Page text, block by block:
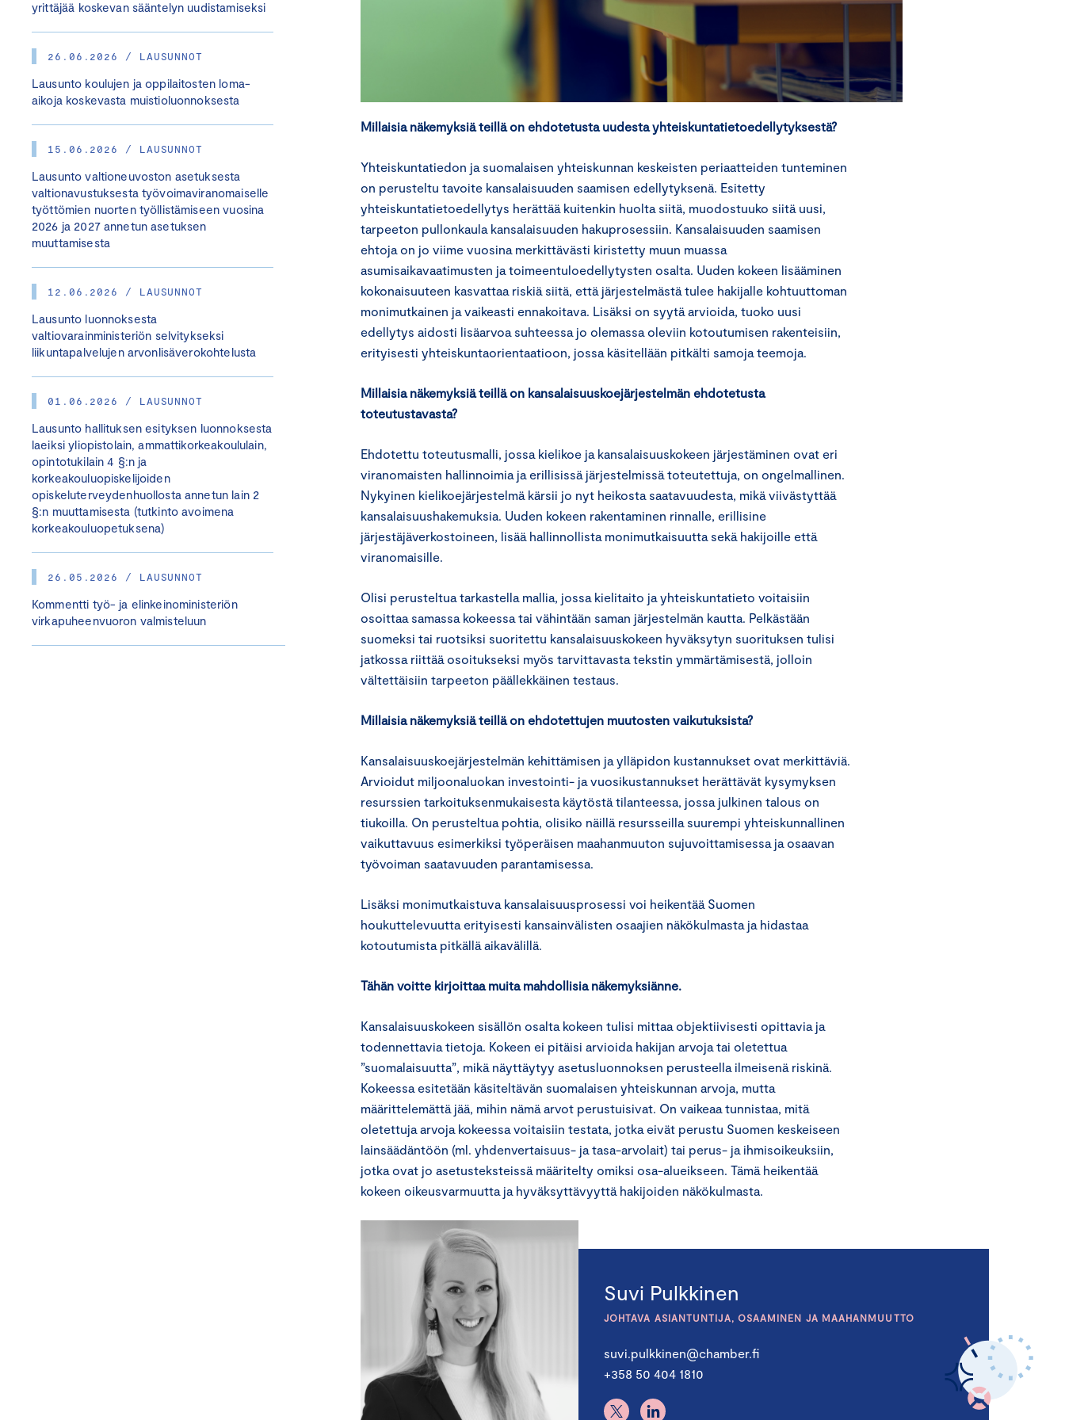
yrittäjää koskevan sääntelyn uudistamiseksi
26.06.2026 / LAUSUNNOT
Lausunto koulujen ja oppilaitosten loma-
aikoja koskevasta muistioluonnoksesta
15.06.2026 / LAUSUNNOT
Lausunto valtioneuvoston asetuksesta
valtionavustuksesta työvoimaviranomaiselle
työttömien nuorten työllistämiseen vuosina
2026 ja 2027 annetun asetuksen
muuttamisesta
12.06.2026 / LAUSUNNOT
Lausunto luonnoksesta
valtiovarainministeriön selvitykseksi
liikuntapalvelujen arvonlisäverokohtelusta
01.06.2026 / LAUSUNNOT
Lausunto hallituksen esityksen luonnoksesta
laeiksi yliopistolain, ammattikorkeakoululain,
opintotukilain 4 §:n ja
korkeakouluopiskelijoiden
opiskeluterveydenhuollosta annetun lain 2
§:n muuttamisesta (tutkinto avoimena
korkeakouluopetuksena)
26.05.2026 / LAUSUNNOT
Kommentti työ- ja elinkeinoministeriön
virkapuheenvuoron valmisteluun
Millaisia näkemyksiä teillä on ehdotetusta uudesta yhteiskuntatietoedellytyksestä?
Yhteiskuntatiedon ja suomalaisen yhteiskunnan keskeisten periaatteiden tunteminen
on perusteltu tavoite kansalaisuuden saamisen edellytyksenä. Esitetty
yhteiskuntatietoedellytys herättää kuitenkin huolta siitä, muodostuuko siitä uusi,
tarpeeton pullonkaula kansalaisuuden hakuprosessiin. Kansalaisuuden saamisen
ehtoja on jo viime vuosina merkittävästi kiristetty muun muassa
asumisaikavaatimusten ja toimeentuloedellytysten osalta. Uuden kokeen lisääminen
kokonaisuuteen kasvattaa riskiä siitä, että järjestelmästä tulee hakijalle kohtuuttoman
monimutkainen ja vaikeasti ennakoitava. Lisäksi on syytä arvioida, tuoko uusi
edellytys aidosti lisäarvoa suhteessa jo olemassa oleviin kotoutumisen rakenteisiin,
erityisesti yhteiskuntaorientaatioon, jossa käsitellään pitkälti samoja teemoja.
Millaisia näkemyksiä teillä on kansalaisuuskoejärjestelmän ehdotetusta
toteutustavasta?
Ehdotettu toteutusmalli, jossa kielikoe ja kansalaisuuskokeen järjestäminen ovat eri
viranomaisten hallinnoimia ja erillisissä järjestelmissä toteutettuja, on ongelmallinen.
Nykyinen kielikoejärjestelmä kärsii jo nyt heikosta saatavuudesta, mikä viivästyttää
kansalaisuushakemuksia. Uuden kokeen rakentaminen rinnalle, erillisine
järjestäjäverkostoineen, lisää hallinnollista monimutkaisuutta sekä hakijoille että
viranomaisille.
Olisi perusteltua tarkastella mallia, jossa kielitaito ja yhteiskuntatieto voitaisiin
osoittaa samassa kokeessa tai vähintään saman järjestelmän kautta. Pelkästään
suomeksi tai ruotsiksi suoritettu kansalaisuuskokeen hyväksytyn suorituksen tulisi
jatkossa riittää osoitukseksi myös tarvittavasta tekstin ymmärtämisestä, jolloin
vältettäisiin tarpeeton päällekkäinen testaus.
Millaisia näkemyksiä teillä on ehdotettujen muutosten vaikutuksista?
Kansalaisuuskoejärjestelmän kehittämisen ja ylläpidon kustannukset ovat merkittäviä.
Arvioidut miljoonaluokan investointi- ja vuosikustannukset herättävät kysymyksen
resurssien tarkoituksenmukaisesta käytöstä tilanteessa, jossa julkinen talous on
tiukoilla. On perusteltua pohtia, olisiko näillä resursseilla suurempi yhteiskunnallinen
vaikuttavuus esimerkiksi työperäisen maahanmuuton sujuvoittamisessa ja osaavan
työvoiman saatavuuden parantamisessa.
Lisäksi monimutkaistuva kansalaisuusprosessi voi heikentää Suomen
houkuttelevuutta erityisesti kansainvälisten osaajien näkökulmasta ja hidastaa
kotoutumista pitkällä aikavälillä.
Tähän voitte kirjoittaa muita mahdollisia näkemyksiänne.
Kansalaisuuskokeen sisällön osalta kokeen tulisi mittaa objektiivisesti opittavia ja
todennettavia tietoja. Kokeen ei pitäisi arvioida hakijan arvoja tai oletettua
”suomalaisuutta”, mikä näyttäytyy asetusluonnoksen perusteella ilmeisenä riskinä.
Kokeessa esitetään käsiteltävän suomalaisen yhteiskunnan arvoja, mutta
määrittelemättä jää, mihin nämä arvot perustuisivat. On vaikeaa tunnistaa, mitä
oletettuja arvoja kokeessa voitaisiin testata, jotka eivät perustu Suomen keskeiseen
lainsäädäntöön (ml. yhdenvertaisuus- ja tasa-arvolait) tai perus- ja ihmisoikeuksiin,
jotka ovat jo asetusteksteissä määritelty omiksi osa-alueikseen. Tämä heikentää
kokeen oikeusvarmuutta ja hyväksyttävyyttä hakijoiden näkökulmasta.
Suvi Pulkkinen
JOHTAVA ASIANTUNTIJA, OSAAMINEN JA MAAHANMUUTTO
suvi.pulkkinen@chamber.fi
+358 50 404 1810